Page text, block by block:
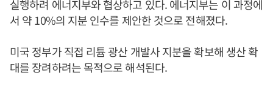
실행하려 에너지부와 협상하고 있다. 에너지부는 이 과정에
서 약 10%의 지분 인수를 제안한 것으로 전해졌다.
미국 정부가 직접 리튬 광산 개발사 지분을 확보해 생산 확
대를 장려하려는 목적으로 해석된다.